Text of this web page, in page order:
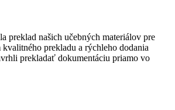
preklad našich učebných materiálov pre
prekladu a rýchleho dodania
prekladať dokumentáciu priamo vo